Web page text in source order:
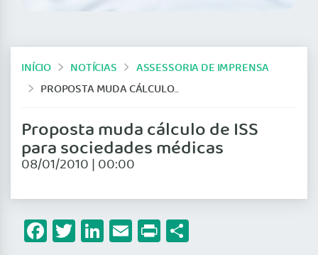
INÍCIO NOTÍCIAS
ASSESSORIA DE IMPRENSA
PROPOSTA MUDA CÁLCULO DE ISS PARA SOCIEDADES MÉDICAS
Proposta muda cálculo de ISS
para sociedades médicas
08/01/2010 | 00:00
Facebook
Twitter
LinkedIn
Email
Print